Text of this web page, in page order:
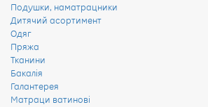
Подушки, наматрацники
Дитячий асортимент
Одяг
Пряжа
Тканини
Бакалія
Галантерея
Матраци ватинові